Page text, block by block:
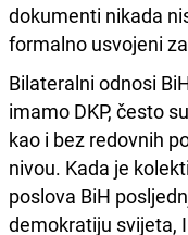
dokumenti nikada
formalno usvojeni
Bilateralni odnosi
imamo DKP, često
kao i bez redovnih
nivou. Kada je
poslova BiH
demokratiju svijeta,